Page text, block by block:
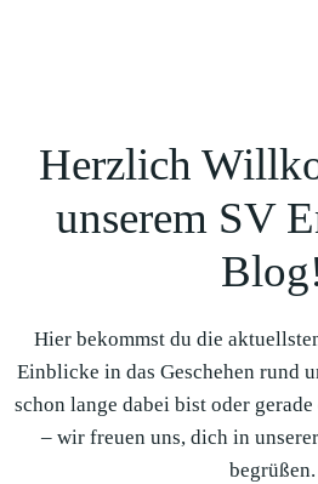
Herzlich
unserem SV
Hier bekommst du die
Einblicke in das Geschehen rund
schon lange dabei bist oder
– wir freuen uns, dich in
begrüßen.